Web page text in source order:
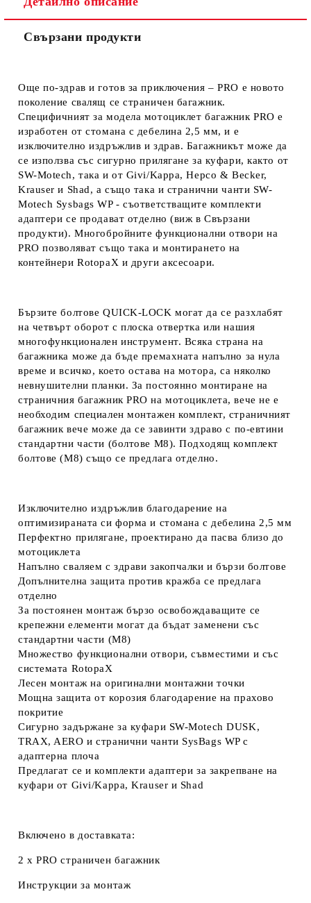
Ние ще се свържем с вас в рамките на работния ден.
Свързани продукти
Още по-здрав и готов за приключения – PRO е новото
поколение свалящ се страничен багажник.
Специфичният за модела мотоциклет багажник PRO е
изработен от стомана с дебелина 2,5 мм, и е
изключително издръжлив и здрав. Багажникът може да
се използва със сигурно прилягане за куфари, както от
SW-Motech, така и от Givi/Kappa, Hepco & Becker,
Krauser и Shad, а също така и странични чанти SW-
Motech Sysbags WP - съответстващите комплекти
адаптери се продават отделно (виж в Свързани
продукти). Многобройните функционални отвори на
PRO позволяват също така и монтирането на
контейнери RotopaX и други аксесоари.
Бързите болтове QUICK-LOCK могат да се разхлабят
на четвърт оборот с плоска отвертка или нашия
многофункционален инструмент. Всяка страна на
багажника може да бъде премахната напълно за нула
време и всичко, което остава на мотора, са няколко
невнушителни планки. За постоянно монтиране на
страничния багажник PRO на мотоциклета, вече не е
необходим специален монтажен комплект, страничният
багажник вече може да се завинти здраво с по-евтини
стандартни части (болтове M8). Подходящ комплект
болтове (M8) също се предлага отделно.
Изключително издръжлив благодарение на
оптимизираната си форма и стомана с дебелина 2,5 мм
Перфектно прилягане, проектирано да пасва близо до
мотоциклета
Напълно сваляем с здрави закопчалки и бързи болтове
Допълнителна защита против кражба се предлага
отделно
За постоянен монтаж бързо освобождаващите се
крепежни елементи могат да бъдат заменени със
стандартни части (M8)
Множество функционални отвори, съвместими и със
системата RotopaX
Лесен монтаж на оригинални монтажни точки
Мощна защита от корозия благодарение на прахово
покритие
Сигурно задържане за куфари SW-Motech DUSK,
TRAX, AERO и странични чанти SysBags WP с
адаптерна плоча
Предлагат се и комплекти адаптери за закрепване на
куфари от Givi/Kappa, Krauser и Shad
Включено в доставката:
2 x PRO страничен багажник
Инструкции за монтаж